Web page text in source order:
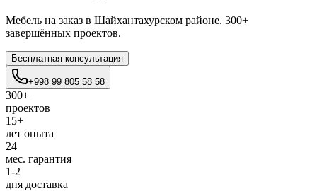
Мебель на заказ в Шайхантахурском районе. 300+
завершённых проектов.
Бесплатная консультация
+998 99 805 58 58
300+
проектов
15+
лет опыта
24
мес. гарантия
1-2
дня доставка